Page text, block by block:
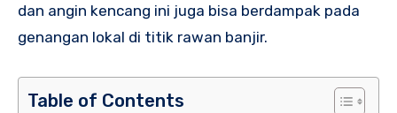
dan angin kencang ini juga bisa berdampak pada
genangan lokal di titik rawan banjir.
Table of Contents